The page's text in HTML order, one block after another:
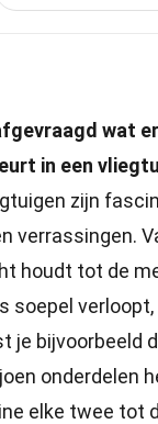
wat
in een
zijn
verrassingen.
houdt tot de
soepel
je bijvoorbeeld
onderdelen
elke twee tot